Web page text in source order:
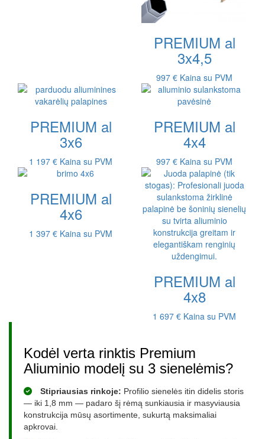
PREMIUM al
3x4,5
997 € Kaina su PVM
PREMIUM al
3x6
1 197 € Kaina su PVM
PREMIUM al
4x4
997 € Kaina su PVM
PREMIUM al
4x6
1 397 € Kaina su PVM
PREMIUM al
4x8
1 697 € Kaina su PVM
Kodėl verta rinktis Premium
Aliuminio modelį su 3 sienelėmis?
Stipriausias rinkoje: Profilio sienelės itin didelis storis
— iki 1,8 mm — padaro šį rėmą sunkiausia ir masyviausia
konstrukcija mūsų asortimente, sukurtą maksimaliai
apkrovai.